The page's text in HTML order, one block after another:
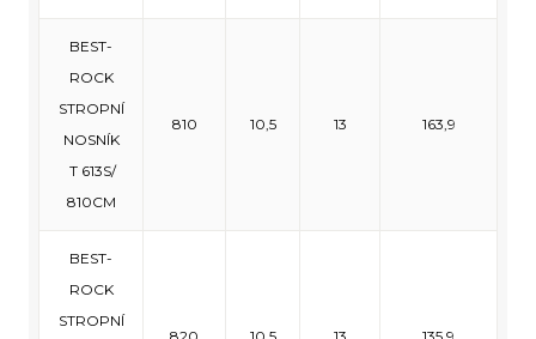
BEST-
ROCK
STROPNÍ
NOSNÍK
T 613S/
810CM
810 10,5 13 163,9
BEST-
ROCK
STROPNÍ